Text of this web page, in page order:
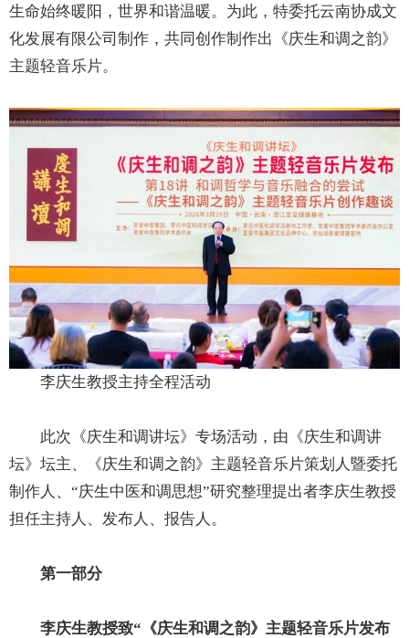
生命始终暖阳，世界和谐温暖。为此，特委托云南协成文
化发展有限公司制作，共同创作制作出《庆生和调之韵》
主题轻音乐片。
李庆生教授主持全程活动
此次《庆生和调讲坛》专场活动，由《庆生和调讲
坛》坛主、《庆生和调之韵》主题轻音乐片策划人暨委托
制作人、“庆生中医和调思想”研究整理提出者李庆生教授
担任主持人、发布人、报告人。
第一部分
李庆生教授致“《庆生和调之韵》主题轻音乐片发布